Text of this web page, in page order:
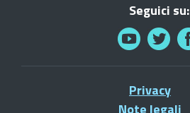
Seguici su:
Privacy
Note legali